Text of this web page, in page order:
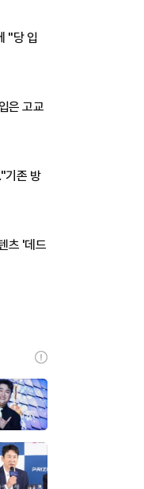
"당 입
은 고교
기존 방
츠 '데드